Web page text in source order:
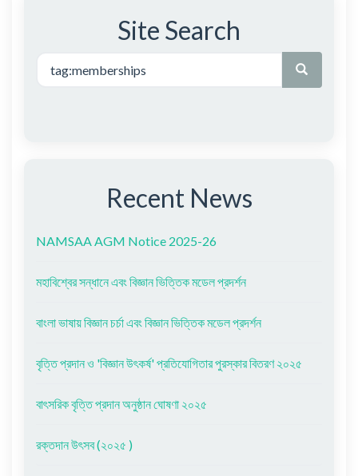
Site Search
Recent News
NAMSAA AGM Notice 2025-26
মহাবিশ্বের সন্ধানে এবং বিজ্ঞান ভিত্তিক মডেল প্রদর্শন
বাংলা ভাষায় বিজ্ঞান চর্চা এবং বিজ্ঞান ভিত্তিক মডেল প্রদর্শন
বৃত্তি প্রদান ও 'বিজ্ঞান উৎকর্ষ' প্রতিযোগিতার পুরস্কার বিতরণ ২০২৫
বাৎসরিক বৃত্তি প্রদান অনুষ্ঠান ঘোষণা ২০২৫
রক্তদান উৎসব (২০২৫ )